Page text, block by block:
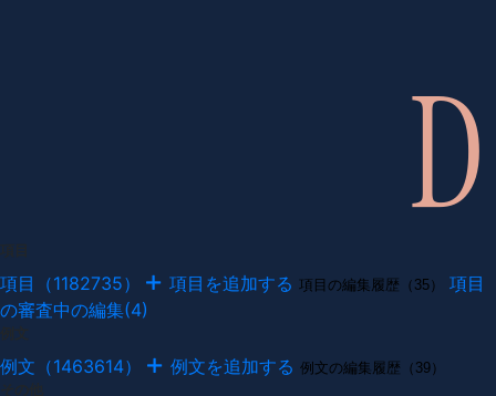
項目（1182735） 項目を追加する 項目の編集履歴（35）
項目
の審査中の編集(4)
例文（1463614） 例文を追加する 例文の編集履歴（39）